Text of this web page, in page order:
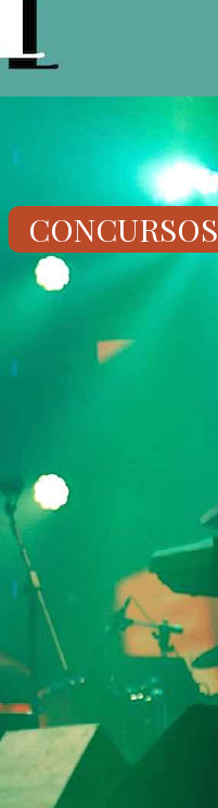
CONCURSOS